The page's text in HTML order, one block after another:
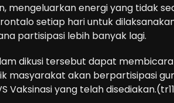
mengeluarkan energi yang tidak
setiap hari untuk
partisipasi lebih banyak lagi.
dikusi tersebut dapat
masyarakat akan berpartisipasi
Vaksinasi yang telah